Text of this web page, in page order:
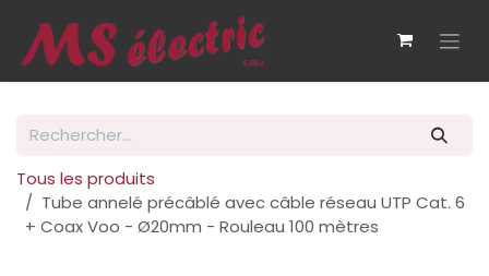
Tous les produits
Tube annelé précâblé avec câble réseau UTP Cat. 6
+ Coax Voo - Ø20mm - Rouleau 100 mètres